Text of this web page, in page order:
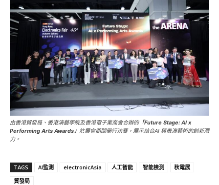
由香港貿發局、香港演藝學院及香港電子業商會合辦的「Future Stage: AI x
Performing Arts Awards」 於展會期間舉行決賽，展示結合AI 與表演藝術的創新潛
力。
TAGS AI監測 electronicAsia 人工智能 智能檢測
秋電展
貿發局